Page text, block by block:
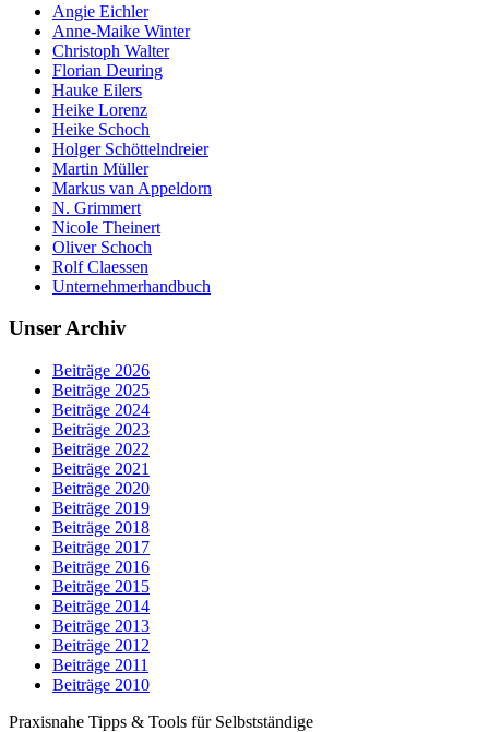
Angie Eichler
Anne-Maike Winter
Christoph Walter
Florian Deuring
Hauke Eilers
Heike Lorenz
Heike Schoch
Holger Schöttelndreier
Martin Müller
Markus van Appeldorn
N. Grimmert
Nicole Theinert
Oliver Schoch
Rolf Claessen
Unternehmerhandbuch
Unser Archiv
Beiträge 2026
Beiträge 2025
Beiträge 2024
Beiträge 2023
Beiträge 2022
Beiträge 2021
Beiträge 2020
Beiträge 2019
Beiträge 2018
Beiträge 2017
Beiträge 2016
Beiträge 2015
Beiträge 2014
Beiträge 2013
Beiträge 2012
Beiträge 2011
Beiträge 2010
Praxisnahe Tipps & Tools für Selbstständige